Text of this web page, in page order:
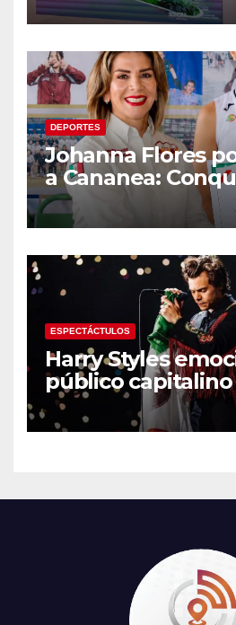
malecón y nuevo
DEPORTES
Johanna Flores
a Cananea:
medalla de plata
Selección
Centroamericanos
ESPECTÁCTULOS
Harry Styles
público capitalino
interpretar
su tercer